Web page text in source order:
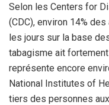
Selon les Centers for
(CDC), environ 14%
les jours sur la base
tabagisme ait
représente encore
National Institutes of
tiers des personnes